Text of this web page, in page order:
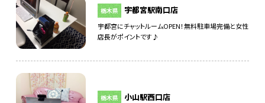
栃木県 宇都宮駅南口店
宇都宮にチャットルームOPEN！無料駐車場完備と女性
店長がポイントです♪
栃木県 小山駅西口店